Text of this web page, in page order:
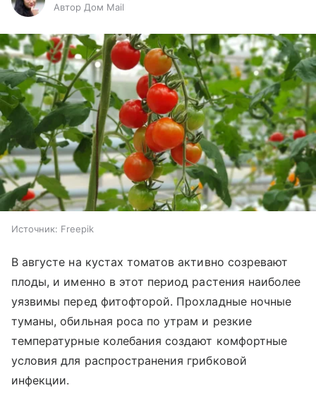
Автор Дом Mail
Источник: Freepik
В августе на кустах томатов активно созревают
плоды, и именно в этот период растения наиболее
уязвимы перед фитофторой. Прохладные ночные
туманы, обильная роса по утрам и резкие
температурные колебания создают комфортные
условия для распространения грибковой
инфекции.